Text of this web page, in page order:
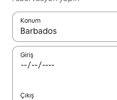
Konum
Sonuçlar kullanılabilir
Giriş
Çıkış